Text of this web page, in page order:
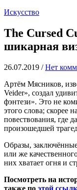
Искусство
The Cursed
шикарная
26.07.2019 / Нет
Артём Мясников,
Veider», создал
фэнтези». Это не
этого слова; скорее
повествования, где
произошедшей
Образы,
или же
них хватает огня и
Посмотреть на
также по этой